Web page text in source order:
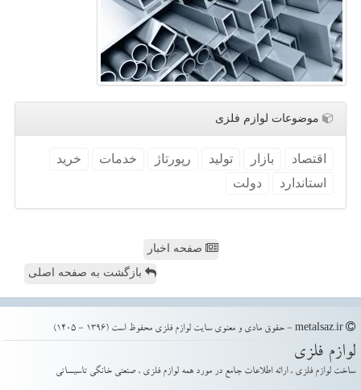
موضوعات لوازم فلزی
اقتصاد بازار تولید رپورتاژ خدمات
خرید
استاندارد
دولت
صفحه اخبار
بازگشت به صفحه اصلی
لوازم فلزی
ساخت لوازم فلزی ، ارائه اطلاعات جامع در مورد همه لوازم فلزی ، صنعتی خانگی تاسیساتی